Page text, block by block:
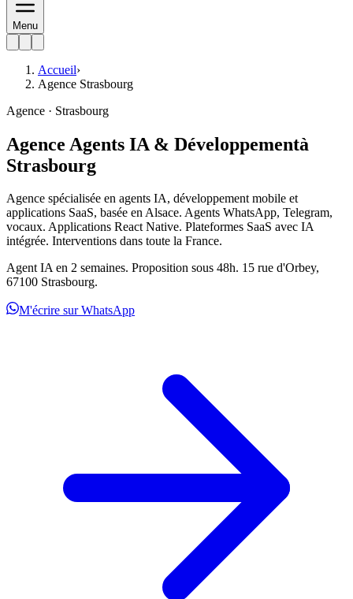
Menu
Accueil›
Agence Strasbourg
Agence · Strasbourg
Agence Agents IA & Développementà
Strasbourg
Agence spécialisée en agents IA, développement mobile et
applications SaaS, basée en Alsace. Agents WhatsApp, Telegram,
vocaux. Applications React Native. Plateformes SaaS avec IA
intégrée. Interventions dans toute la France.
Agent IA en 2 semaines. Proposition sous 48h. 15 rue d'Orbey,
67100 Strasbourg.
M'écrire sur WhatsApp